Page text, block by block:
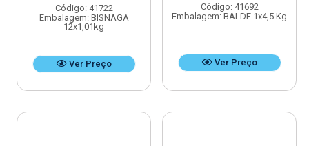
Código: 41722
Embalagem: BISNAGA
12x1,01kg
Ver Preço
Código: 41692
Embalagem: BALDE 1x4,5 Kg
Ver Preço